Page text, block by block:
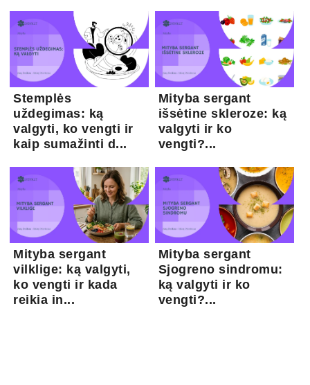
Stemplės
uždegimas: ką
valgyti, ko vengti ir
kaip sumažinti d...
Mityba sergant
išsėtine skleroze: ką
valgyti ir ko
vengti?...
Mityba sergant
vilklige: ką valgyti,
ko vengti ir kada
reikia in...
Mityba sergant
Sjogreno sindromu:
ką valgyti ir ko
vengti?...